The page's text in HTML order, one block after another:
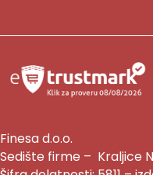
Finesa d.o.o.
Sedište firme – Kraljice